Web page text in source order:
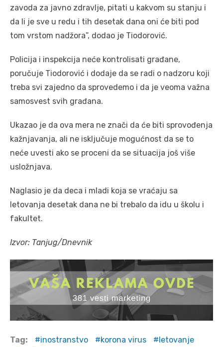
zavoda za javno zdravlje, pitati u kakvom su stanju i
da li je sve u redu i tih desetak dana oni će biti pod
tom vrstom nadžora”, dodao je Tiodorović.
Policija i inspekcija neće kontrolisati građane,
poručuje Tiodorović i dodaje da se radi o nadzoru koji
treba svi zajedno da sprovedemo i da je veoma važna
samosvest svih građana.
Ukazao je da ova mera ne znači da će biti sprovođenja
kažnjavanja, ali ne isključuje mogućnost da se to
neće uvesti ako se proceni da se situacija još više
usložnjava.
Naglasio je da deca i mladi koja se vraćaju sa
letovanja desetak dana ne bi trebalo da idu u školu i
fakultet.
Izvor: Tanjug/Dnevnik
Tag: inostranstvo korona virus
letovanje